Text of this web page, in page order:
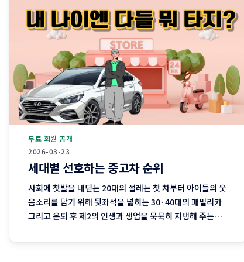
2026-03-23
무료 회원 공개
세대별 선호하는 중고차 순위
사회에 첫발을 내딛는 20대의 설레는 첫 차부터 아이들의 웃
음소리를 담기 위해 뒷좌석을 넓히는 30·40대의 패밀리카
그리고 은퇴 후 제2의 인생과 생업을 묵묵히 지탱해 주는
최근 3개월간의 중고차 직거래 데이터에는 이처럼 나이와 함